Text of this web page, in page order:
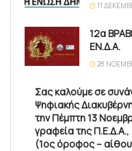
11
12α
ΕΝ.Δ.Α.
28
Σας καλούμε σε
Ψηφιακής
την Πέμπτη 13
γραφεία της
(1ος όροφος –